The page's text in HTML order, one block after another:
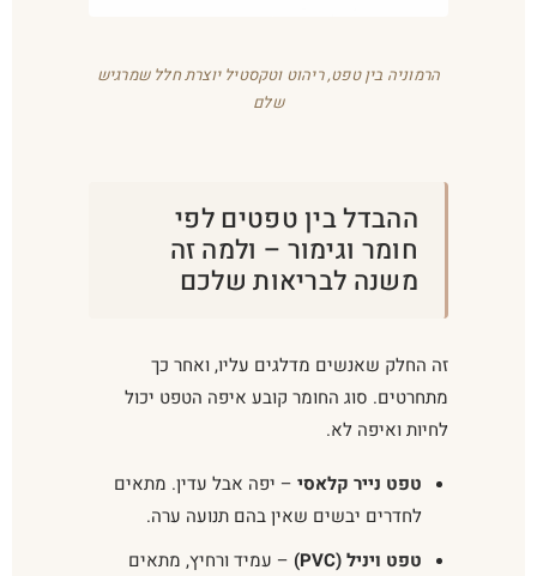
הרמוניה בין טפט, ריהוט וטקסטיל יוצרת חלל שמרגיש
שלם
ההבדל בין טפטים לפי
חומר וגימור – ולמה זה
משנה לבריאות שלכם
זה החלק שאנשים מדלגים עליו, ואחר כך
מתחרטים. סוג החומר קובע איפה הטפט יכול
לחיות ואיפה לא.
טפט נייר קלאסי – יפה אבל עדין. מתאים
לחדרים יבשים שאין בהם תנועה ערה.
טפט ויניל (PVC)
– עמיד ורחיץ, מתאים